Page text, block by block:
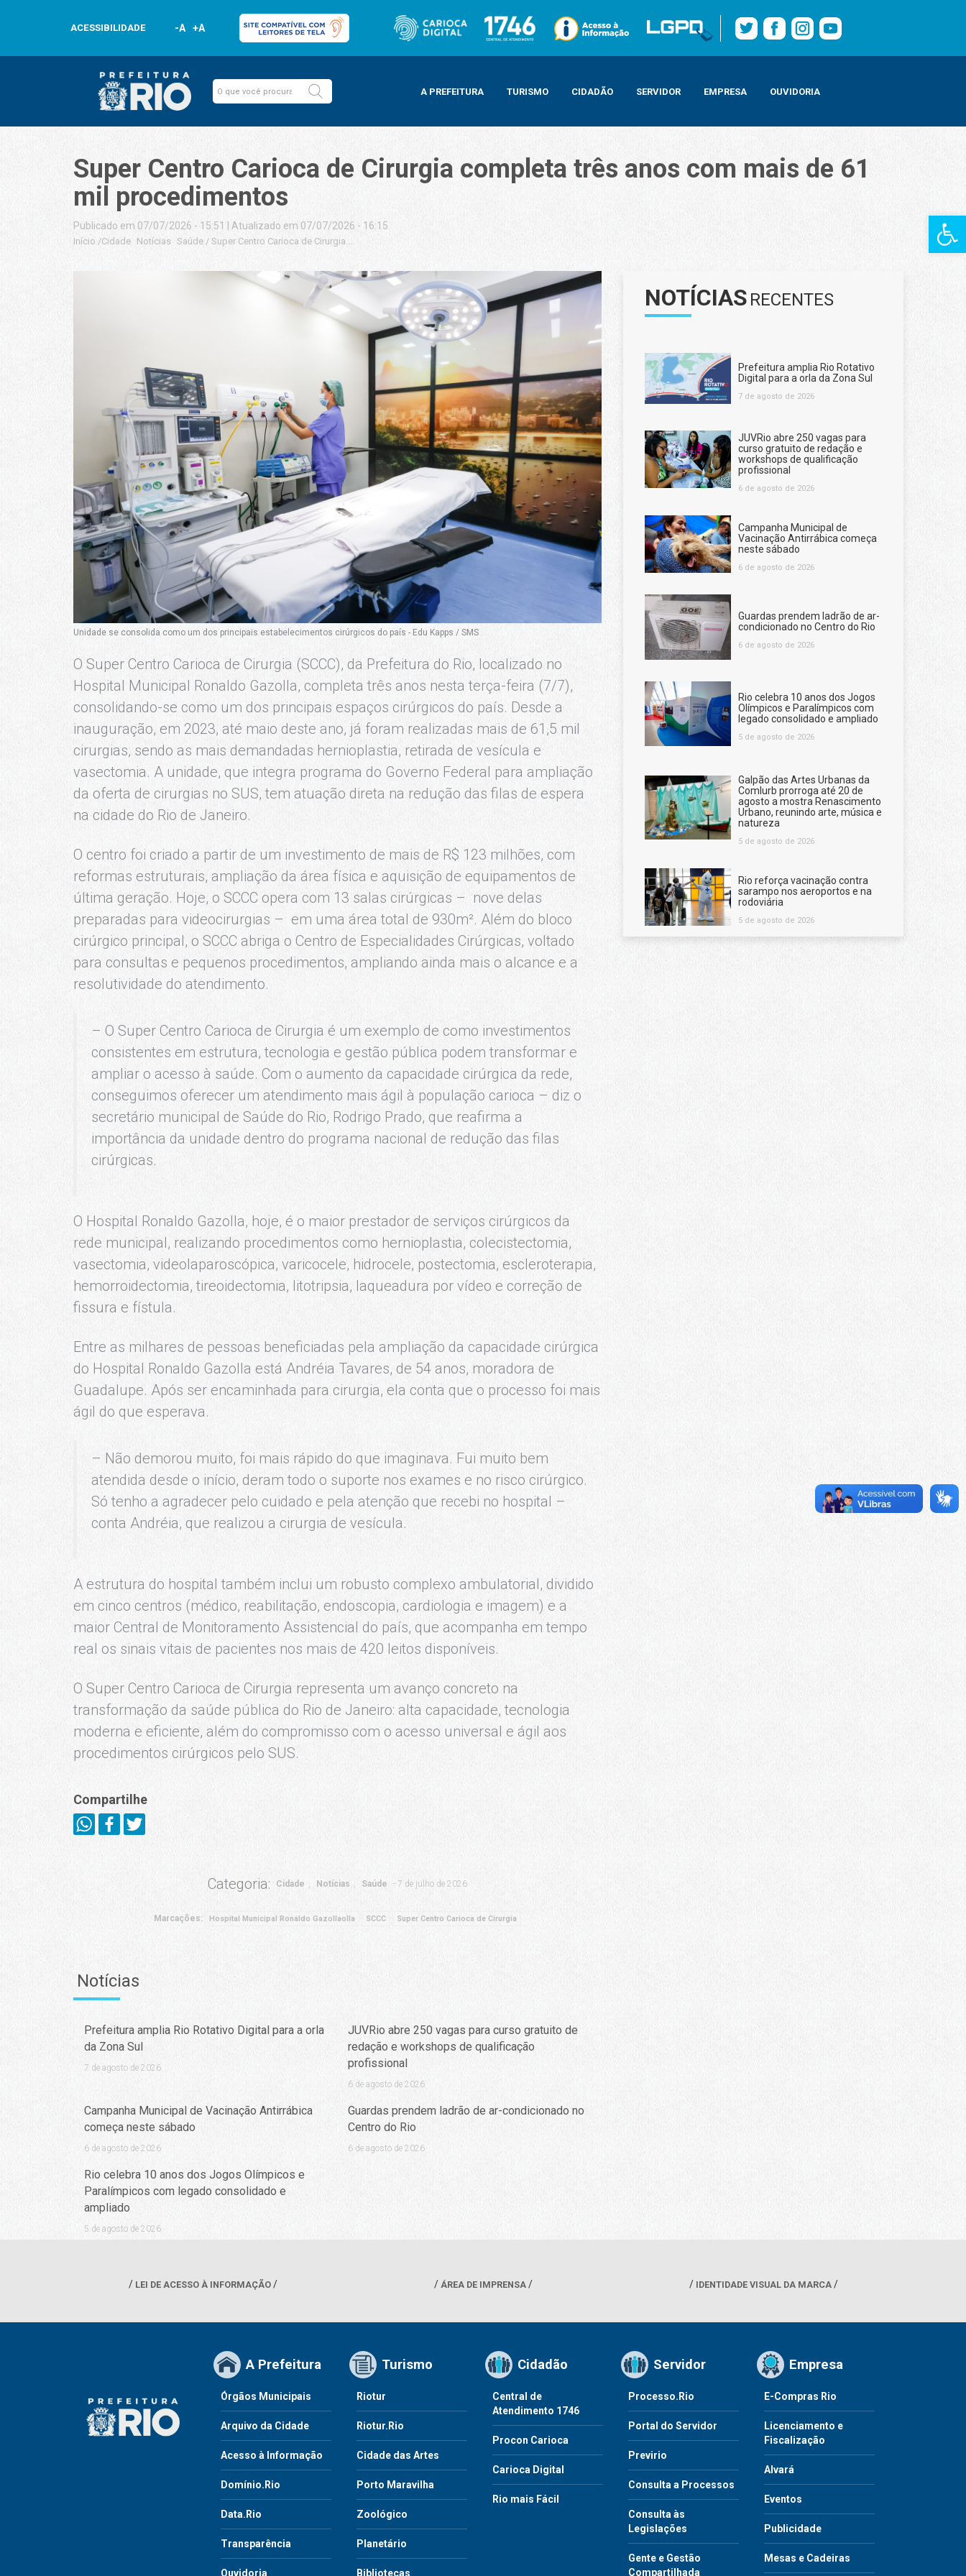
Barra de
ACESSIBILIDADE -A +A
A PREFEITURA TURISMO CIDADÃO SERVIDOR EMPRESA OUVIDORIA
Super Centro Carioca de Cirurgia completa três anos com mais de 61
mil procedimentos
Publicado em 07/07/2026 - 15:51 Atualizado em 07/07/2026 - 16:15
Início /Cidade Notícias Saúde / Super Centro Carioca de Cirurgia completa três anos com mais de 61 mil procedimentos
Unidade se consolida como um dos principais estabelecimentos cirúrgicos do país - Edu Kapps / SMS
O Super Centro Carioca de Cirurgia (SCCC), da Prefeitura do Rio, localizado no
Hospital Municipal Ronaldo Gazolla, completa três anos nesta terça-feira (7/7),
consolidando-se como um dos principais espaços cirúrgicos do país. Desde a
inauguração, em 2023, até maio deste ano, já foram realizadas mais de 61,5 mil
cirurgias, sendo as mais demandadas hernioplastia, retirada de vesícula e
vasectomia. A unidade, que integra programa do Governo Federal para ampliação
da oferta de cirurgias no SUS, tem atuação direta na redução das filas de espera
na cidade do Rio de Janeiro.
O centro foi criado a partir de um investimento de mais de R$ 123 milhões, com
reformas estruturais, ampliação da área física e aquisição de equipamentos de
última geração. Hoje, o SCCC opera com 13 salas cirúrgicas – nove delas
preparadas para videocirurgias – em uma área total de 930m². Além do bloco
cirúrgico principal, o SCCC abriga o Centro de Especialidades Cirúrgicas, voltado
para consultas e pequenos procedimentos, ampliando ainda mais o alcance e a
resolutividade do atendimento.
– O Super Centro Carioca de Cirurgia é um exemplo de como investimentos
consistentes em estrutura, tecnologia e gestão pública podem transformar e
ampliar o acesso à saúde. Com o aumento da capacidade cirúrgica da rede,
conseguimos oferecer um atendimento mais ágil à população carioca – diz o
secretário municipal de Saúde do Rio, Rodrigo Prado, que reafirma a
importância da unidade dentro do programa nacional de redução das filas
cirúrgicas.
O Hospital Ronaldo Gazolla, hoje, é o maior prestador de serviços cirúrgicos da
rede municipal, realizando procedimentos como hernioplastia, colecistectomia,
vasectomia, videolaparoscópica, varicocele, hidrocele, postectomia, escleroterapia,
hemorroidectomia, tireoidectomia, litotripsia, laqueadura por vídeo e correção de
fissura e fístula.
Entre as milhares de pessoas beneficiadas pela ampliação da capacidade cirúrgica
do Hospital Ronaldo Gazolla está Andréia Tavares, de 54 anos, moradora de
Guadalupe. Após ser encaminhada para cirurgia, ela conta que o processo foi mais
ágil do que esperava.
– Não demorou muito, foi mais rápido do que imaginava. Fui muito bem
atendida desde o início, deram todo o suporte nos exames e no risco cirúrgico.
Só tenho a agradecer pelo cuidado e pela atenção que recebi no hospital –
conta Andréia, que realizou a cirurgia de vesícula.
A estrutura do hospital também inclui um robusto complexo ambulatorial, dividido
em cinco centros (médico, reabilitação, endoscopia, cardiologia e imagem) e a
maior Central de Monitoramento Assistencial do país, que acompanha em tempo
real os sinais vitais de pacientes nos mais de 420 leitos disponíveis.
O Super Centro Carioca de Cirurgia representa um avanço concreto na
transformação da saúde pública do Rio de Janeiro: alta capacidade, tecnologia
moderna e eficiente, além do compromisso com o acesso universal e ágil aos
procedimentos cirúrgicos pelo SUS.
Compartilhe
Categoria: Cidade Notícias Saúde 7 de julho de 2026
Marcações: Hospital Municipal Ronaldo Gazollaolla SCCC Super Centro Carioca de Cirurgia
Notícias
Prefeitura amplia Rio Rotativo Digital para a orla
da Zona Sul
7 de agosto de 2026
JUVRio abre 250 vagas para curso gratuito de
redação e workshops de qualificação
profissional
6 de agosto de 2026
Campanha Municipal de Vacinação Antirrábica
começa neste sábado
6 de agosto de 2026
Guardas prendem ladrão de ar-condicionado no
Centro do Rio
6 de agosto de 2026
Rio celebra 10 anos dos Jogos Olímpicos e
Paralímpicos com legado consolidado e
ampliado
5 de agosto de 2026
NOTÍCIAS RECENTES
Prefeitura amplia Rio Rotativo
Digital para a orla da Zona Sul
7 de agosto de 2026
JUVRio abre 250 vagas para
curso gratuito de redação e
workshops de qualificação
profissional
6 de agosto de 2026
Campanha Municipal de
Vacinação Antirrábica começa
neste sábado
6 de agosto de 2026
Guardas prendem ladrão de ar-
condicionado no Centro do Rio
6 de agosto de 2026
Rio celebra 10 anos dos Jogos
Olímpicos e Paralímpicos com
legado consolidado e ampliado
5 de agosto de 2026
Galpão das Artes Urbanas da
Comlurb prorroga até 20 de
agosto a mostra Renascimento
Urbano, reunindo arte, música e
natureza
5 de agosto de 2026
Rio reforça vacinação contra
sarampo nos aeroportos e na
rodoviária
5 de agosto de 2026
LEI DE ACESSO À INFORMAÇÃO ÁREA DE IMPRENSA IDENTIDADE VISUAL DA MARCA
A Prefeitura
Órgãos Municipais
Arquivo da Cidade
Acesso à Informação
Domínio.Rio
Data.Rio
Transparência
Ouvidoria
Turismo
Riotur
Riotur.Rio
Cidade das Artes
Porto Maravilha
Zoológico
Planetário
Bibliotecas
Cidadão
Central de
Atendimento 1746
Procon Carioca
Carioca Digital
Rio mais Fácil
Servidor
Processo.Rio
Portal do Servidor
Previrio
Consulta a Processos
Consulta às
Legislações
Gente e Gestão
Compartilhada
Empresa
E-Compras Rio
Licenciamento e
Fiscalização
Alvará
Eventos
Publicidade
Mesas e Cadeiras